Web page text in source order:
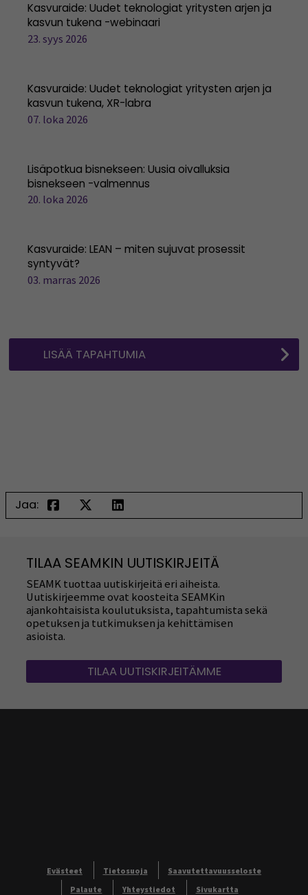
Kasvuraide: Uudet teknologiat yritysten arjen ja
kasvun tukena -webinaari
23. syys 2026
Kasvuraide: Uudet teknologiat yritysten arjen ja
kasvun tukena, XR-labra
07. loka 2026
Lisäpotkua bisnekseen: Uusia oivalluksia
bisnekseen -valmennus
20. loka 2026
Kasvuraide: LEAN – miten sujuvat prosessit
syntyvät?
03. marras 2026
LISÄÄ TAPAHTUMIA
Jaa:
TILAA SEAMKIN UUTISKIRJEITÄ
SEAMK tuottaa uutiskirjeitä eri aiheista.
Uutiskirjeemme ovat koosteita SEAMKin
ajankohtaisista koulutuksista, tapahtumista sekä
opetuksen ja tutkimuksen ja kehittämisen
asioista.
TILAA UUTISKIRJEITÄMME
Evästeet Tietosuoja
Saavutettavuusseloste
Palaute
Yhteystiedot Sivukartta